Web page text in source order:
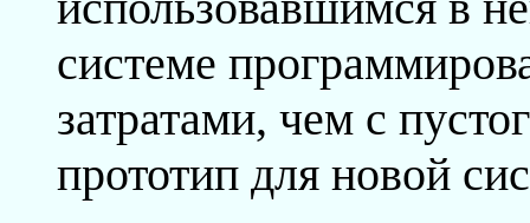
системе
затратами, чем с
прототип для новой